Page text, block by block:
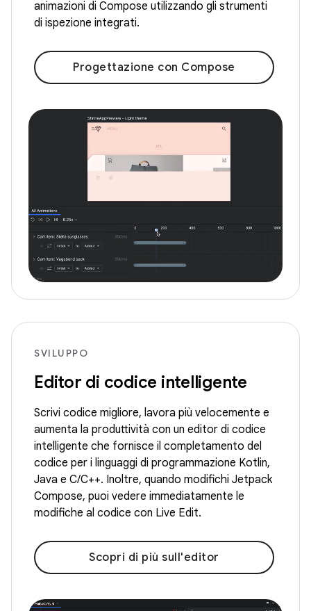
animazioni di Compose utilizzando gli strumenti
di ispezione integrati.
Progettazione con Compose
SVILUPPO
Editor di codice intelligente
Scrivi codice migliore, lavora più velocemente e
aumenta la produttività con un editor di codice
intelligente che fornisce il completamento del
codice per i linguaggi di programmazione Kotlin,
Java e C/C++. Inoltre, quando modifichi Jetpack
Compose, puoi vedere immediatamente le
modifiche al codice con Live Edit.
Scopri di più sull'editor